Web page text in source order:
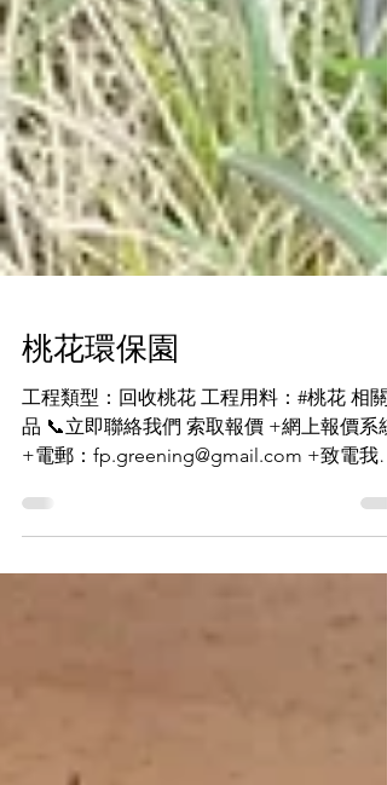
桃花環保園
工程類型：回收桃花 工程用料：#桃花 相關
+電郵：fp.greening@gmail.com +致電我
們：2677 9828 / 2677 9336